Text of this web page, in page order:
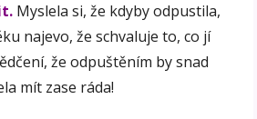
Myslela si, že kdyby odpustila,
najevo, že schvaluje to, co jí
že odpuštěním by snad
mít zase ráda!